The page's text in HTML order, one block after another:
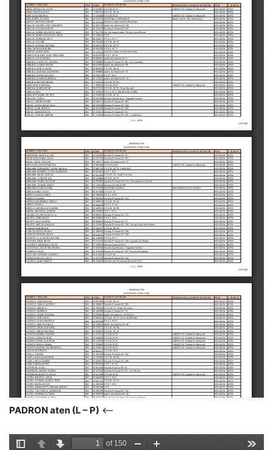
PADRON aten (L – P) <–